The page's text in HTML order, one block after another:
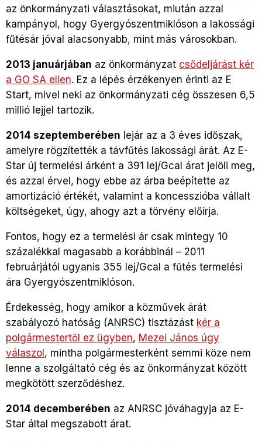
az önkormányzati választásokat, miután azzal
kampányol, hogy Gyergyószentmiklóson a lakossági
fűtésár jóval alacsonyabb, mint más városokban.
2013 januárjában az önkormányzat csődeljárást kér
a GO SA ellen. Ez a lépés érzékenyen érinti az E
Start, mivel neki az önkormányzati cég összesen 6,5
millió lejjel tartozik.
2014 szeptemberében lejár az a 3 éves időszak,
amelyre rögzítették a távfűtés lakossági árát. Az E-
Star új termelési árként a 391 lej/Gcal árat jelöli meg,
és azzal érvel, hogy ebbe az árba beépítette az
amortizáció értékét, valamint a koncesszióba vállalt
költségeket, úgy, ahogy azt a törvény előírja.
Fontos, hogy ez a termelési ár csak mintegy 10
százalékkal magasabb a korábbinál – 2011
februárjától ugyanis 355 lej/Gcal a fűtés termelési
ára Gyergyószentmiklóson.
Érdekesség, hogy amikor a közművek árát
szabályozó hatóság (ANRSC) tisztázást kér a
polgármestertől ez ügyben, Mezei János úgy
válaszol, mintha polgármesterként semmi köze nem
lenne a szolgáltató cég és az önkormányzat között
megkötött szerződéshez.
2014 decemberében az ANRSC jóváhagyja az E-
Star által megszabott árat.